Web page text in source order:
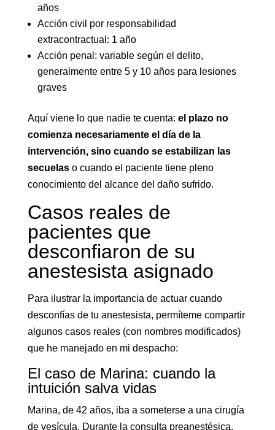
años
Acción civil por responsabilidad
extracontractual: 1 año
Acción penal: variable según el delito,
generalmente entre 5 y 10 años para lesiones
graves
Aquí viene lo que nadie te cuenta: el plazo no
comienza necesariamente el día de la
intervención, sino cuando se estabilizan las
secuelaso cuando el paciente tiene pleno
conocimiento del alcance del daño sufrido.
Casos reales de
pacientes que
desconfiaron de su
anestesista asignado
Para ilustrar la importancia de actuar cuando
desconfías de tu anestesista, permíteme compartir
algunos casos reales (con nombres modificados)
que he manejado en mi despacho:
El caso de Marina: cuando la
intuición salva vidas
Marina, de 42 años, iba a someterse a una cirugía
de vesícula. Durante la consulta preanestésica,